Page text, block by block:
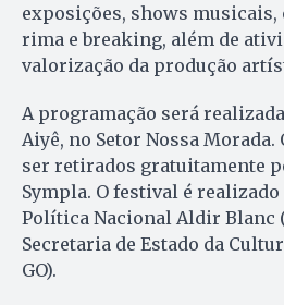
exposições, shows musicais,
rima e breaking, além de
valorização da produção
A programação será
Aiyê, no Setor Nossa
ser retirados gratuitamente
Sympla. O festival é
Política Nacional Aldir Blanc
Secretaria de Estado da
GO).